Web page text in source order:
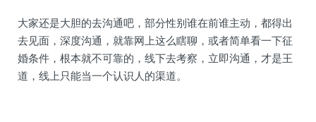
大家还是大胆的去沟通吧，部分性别谁在前谁主动，都得出
去见面，深度沟通，就靠网上这么瞎聊，或者简单看一下征
婚条件，根本就不可靠的，线下去考察，立即沟通，才是王
道，线上只能当一个认识人的渠道。